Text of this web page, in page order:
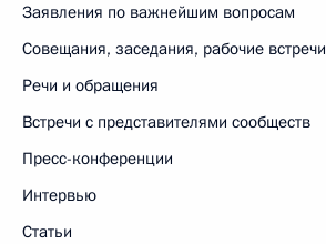
Заявления по важнейшим вопросам
Совещания, заседания, рабочие встречи
Речи и обращения
Встречи с представителями сообществ
Пресс-конференции
Интервью
Статьи